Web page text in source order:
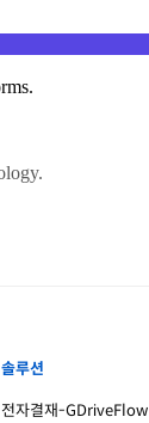
솔루션
전자결재-GDriveFlow